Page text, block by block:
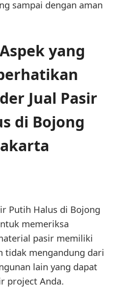
sampai dengan aman
yang
Jual Pasir
di Bojong
Putih Halus di Bojong
memeriksa
pasir memiliki
tidak mengandung dari
lain yang dapat
project Anda.